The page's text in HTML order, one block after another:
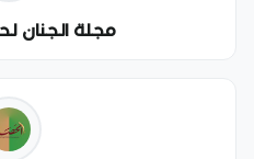
مجلة الجنان